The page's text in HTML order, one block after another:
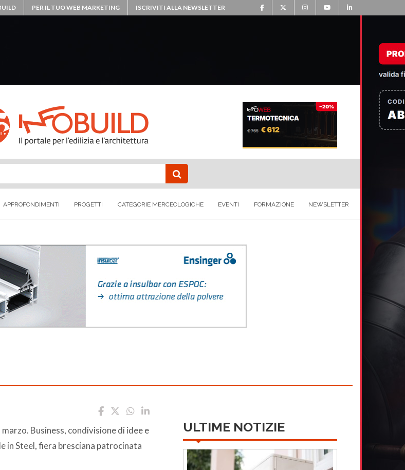
PER IL TUO WEB MARKETING ISCRIVITI ALLA NEWSLETTER
APPROFONDIMENTI PROGETTI CATEGORIE MERCEOLOGICHE EVENTI FORMAZIONE NEWSLETTER
Business, condivisione di idee e
in Steel, fiera bresciana patrocinata
ULTIME NOTIZIE